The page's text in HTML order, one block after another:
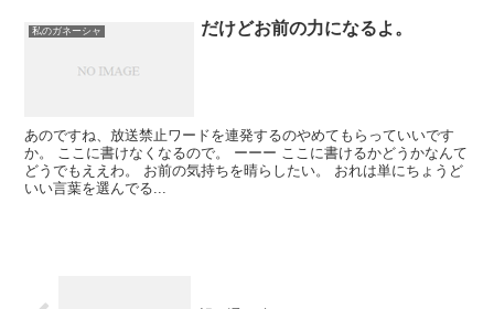
私のガネーシャ だけどお前の力になるよ。
あのですね、放送禁止ワードを連発するのやめてもらっていいです
か。 ここに書けなくなるので。 ーーー ここに書けるかどうかなんて
どうでもええわ。 お前の気持ちを晴らしたい。 おれは単にちょうど
いい言葉を選んでる...